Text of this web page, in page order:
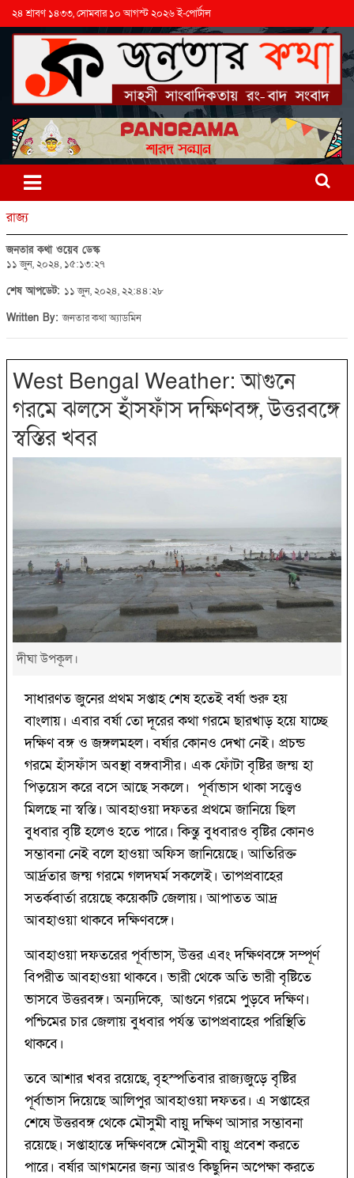
২৪ শ্রাবণ ১৪৩৩, সোমবার ১০ আগস্ট ২০২৬ ই-পোর্টাল
রাজ্য
জনতার কথা ওয়েব ডেস্ক
১১ জুন, ২০২৪, ১৫:১৩:২৭
শেষ আপডেট: ১১ জুন, ২০২৪, ২২:৪৪:২৮
Written By:জনতার কথা অ্যাডমিন
West Bengal Weather: আগুনে
গরমে ঝলসে হাঁসফাঁস দক্ষিণবঙ্গ, উত্তরবঙ্গে
স্বস্তির খবর
দীঘা উপকূল।
সাধারণত জুনের প্রথম সপ্তাহ শেষ হতেই বর্ষা শুরু হয়
বাংলায়। এবার বর্ষা তো দূরের কথা গরমে ছারখাড় হয়ে যাচ্ছে
দক্ষিণ বঙ্গ ও জঙ্গলমহল। বর্ষার কোনও দেখা নেই। প্রচন্ড
গরমে হাঁসফাঁস অবস্থা বঙ্গবাসীর। এক ফোঁটা বৃষ্টির জন্য় হা
পিত্য়েস করে বসে আছে সকলে। পূর্বাভাস থাকা সত্ত্বেও
মিলছে না স্বস্তি। আবহাওয়া দফতর প্রথমে জানিয়ে ছিল
বুধবার বৃষ্টি হলেও হতে পারে। কিন্তু বুধবারও বৃষ্টির কোনও
সম্ভাবনা নেই বলে হাওয়া অফিস জানিয়েছে। আতিরিক্ত
আর্দ্রতার জন্য় গরমে গলদঘর্ম সকলেই। তাপপ্রবাহের
সতর্কবার্তা রয়েছে কয়েকটি জেলায়। আপাতত আদ্র
আবহাওয়া থাকবে দক্ষিণবঙ্গে।
আবহাওয়া দফতরের পূর্বাভাস, উত্তর এবং দক্ষিণবঙ্গে সম্পূর্ণ
বিপরীত আবহাওয়া থাকবে। ভারী থেকে অতি ভারী বৃষ্টিতে
ভাসবে উত্তরবঙ্গ। অন্যদিকে, আগুনে গরমে পুড়বে দক্ষিণ।
পশ্চিমের চার জেলায় বুধবার পর্যন্ত তাপপ্রবাহের পরিস্থিতি
থাকবে।
তবে আশার খবর রয়েছে, বৃহস্পতিবার রাজ্যজুড়ে বৃষ্টির
পূর্বাভাস দিয়েছে আলিপুর আবহাওয়া দফতর। এ সপ্তাহের
শেষে উত্তরবঙ্গ থেকে মৌসুমী বায়ু দক্ষিণ আসার সম্ভাবনা
রয়েছে। সপ্তাহান্তে দক্ষিণবঙ্গে মৌসুমী বায়ু প্রবেশ করতে
পারে। বর্ষার আগমনের জন্য আরও কিছুদিন অপেক্ষা করতে